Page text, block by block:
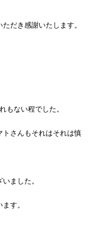
だき感謝いたします。
もない程でした。
さんもそれはそれは慎
ました。
す。